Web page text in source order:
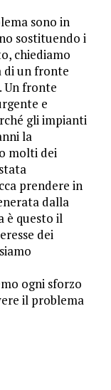
sono in
sostituendo i
chiediamo
di un fronte
Un fronte
e
gli impianti
la
molti dei
prendere in
dalla
è questo il
dei
ogni sforzo
il problema